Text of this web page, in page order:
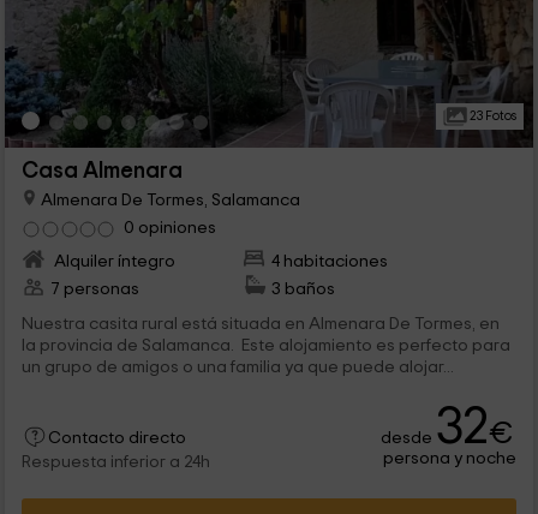
23 Fotos
Casa Almenara
Almenara De Tormes, Salamanca
0 opiniones
Alquiler íntegro
4 habitaciones
7 personas
3 baños
Nuestra casita rural está situada en Almenara De Tormes, en
la provincia de Salamanca. Este alojamiento es perfecto para
un grupo de amigos o una familia ya que puede alojar...
Contacto directo
Respuesta inferior a 24h
desde 32€
persona y noche